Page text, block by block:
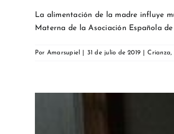
La alimentación de la madre influye
Materna de la Asociación Española
Por Amarsupiel 31 de julio de 2019 Crianza,